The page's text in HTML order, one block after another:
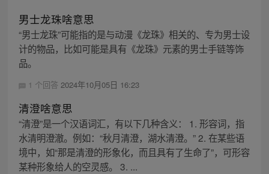
男士龙珠啥意思
“男士龙珠”可能指的是与动漫《龙珠》相关的、专为男士设
计的物品，比如可能是具有《龙珠》元素的男士手链等饰
品。
1 个回答 2024年10月05日 16:23
清澄啥意思
“清澄”是一个汉语词汇，有以下几种含义： 1. 形容词，指
水清明澄澈。例如：“秋月清澄，湖水清澄。” 2. 在某些语
境中，如“那是清澄的形象化，而且具有了生命了”，可形容
某种形象给人的空灵感。 3. ...